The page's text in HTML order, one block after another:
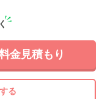
金見積もり
る